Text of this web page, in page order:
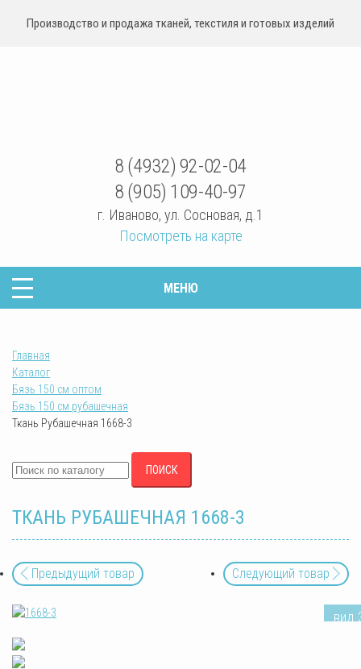
Производство и продажа тканей, текстиля и готовых изделий
8 (4932) 92-02-04
8 (905) 109-40-97
г. Иваново, ул. Сосновая, д.1
Посмотреть на карте
МЕНЮ
Главная
Каталог
Бязь 150 см оптом
Бязь 150 см рубашечная
Ткань Рубашечная 1668-3
ПОИСК
ТКАНЬ РУБАШЕЧНАЯ 1668-3
Предыдущий товар Следующий товар
вид